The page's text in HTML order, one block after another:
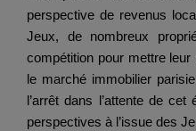
perspective de revenus
Jeux, de nombreux
compétition pour mettre
le marché immobilier
l’arrêt dans l’attente de cet
perspectives à l’issue des